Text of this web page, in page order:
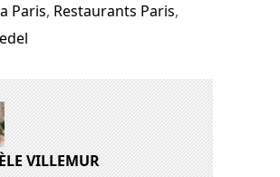
Paris, Restaurants Paris,
VILLEMUR